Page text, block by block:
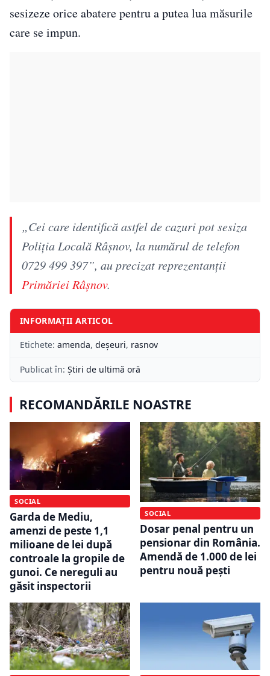
sesizeze orice abatere pentru a putea lua măsurile
care se impun.
„Cei care identifică astfel de cazuri pot sesiza
Poliţia Locală Râşnov, la numărul de telefon
0729 499 397”, au precizat reprezentanţii
Primăriei Râşnov.
INFORMAȚII ARTICOL
Etichete: amenda, deșeuri, rasnov
Publicat în: Știri de ultimă oră
RECOMANDĂRILE NOASTRE
SOCIAL
Garda de Mediu,
amenzi de peste 1,1
milioane de lei după
controale la gropile de
gunoi. Ce nereguli au
găsit inspectorii
SOCIAL
Dosar penal pentru un
pensionar din România.
Amendă de 1.000 de lei
pentru nouă pești